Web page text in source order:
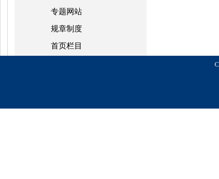
专题网站
规章制度
首页栏目